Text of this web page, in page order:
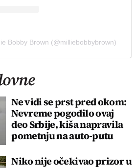
Bobby Brown (@milliebobbybrown)
Ne vidi se prst pred okom:
Nevreme pogodilo ovaj
deo Srbije, kiša napravila
pometnju na auto-putu
Niko nije očekivao prizor u